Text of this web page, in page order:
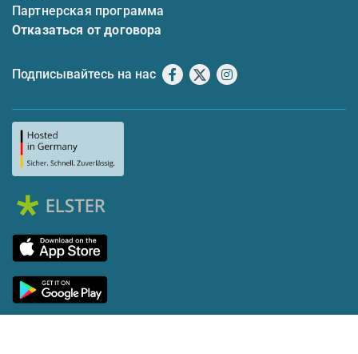
Партнерская программа
Отказаться от договора
Подписывайтесь на нас Facebook
X Instagram